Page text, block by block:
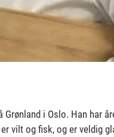
i Oslo. Han har
vilt og fisk, og er veldig